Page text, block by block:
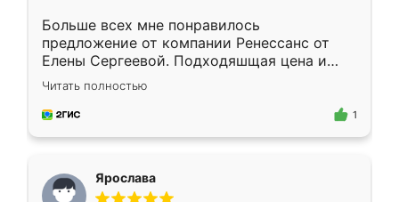
Больше всех мне понравилось
предложение от компании Ренессанс от
Елены Сергеевой. Подходяшщая цена и
короткие сроки изготовления. Приехавший
для замера сотрудник Владислав
предложил по моему эскизу самый
Читать полностью
1
Ярослава